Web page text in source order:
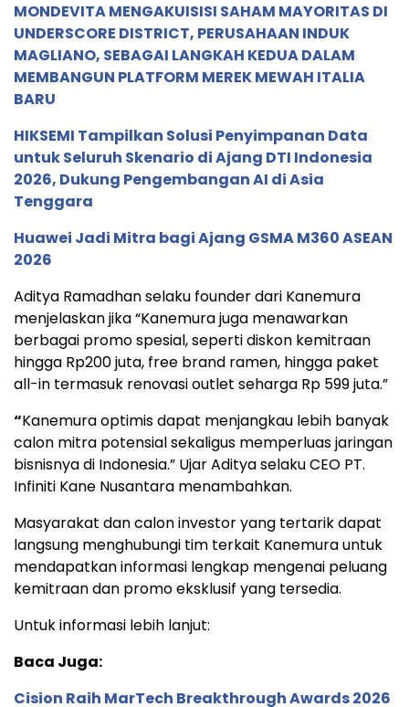
MONDEVITA MENGAKUISISI SAHAM MAYORITAS DI
UNDERSCORE DISTRICT, PERUSAHAAN INDUK
MAGLIANO, SEBAGAI LANGKAH KEDUA DALAM
MEMBANGUN PLATFORM MEREK MEWAH ITALIA
BARU
HIKSEMI Tampilkan Solusi Penyimpanan Data
untuk Seluruh Skenario di Ajang DTI Indonesia
2026, Dukung Pengembangan AI di Asia
Tenggara
Huawei Jadi Mitra bagi Ajang GSMA M360 ASEAN
2026
Aditya Ramadhan selaku founder dari Kanemura
menjelaskan jika “Kanemura juga menawarkan
berbagai promo spesial, seperti diskon kemitraan
hingga Rp200 juta, free brand ramen, hingga paket
all-in termasuk renovasi outlet seharga Rp 599 juta.”
“Kanemura optimis dapat menjangkau lebih banyak
calon mitra potensial sekaligus memperluas jaringan
bisnisnya di Indonesia.” Ujar Aditya selaku CEO PT.
Infiniti Kane Nusantara menambahkan.
Masyarakat dan calon investor yang tertarik dapat
langsung menghubungi tim terkait Kanemura untuk
mendapatkan informasi lengkap mengenai peluang
kemitraan dan promo eksklusif yang tersedia.
Untuk informasi lebih lanjut:
Baca Juga:
Cision Raih MarTech Breakthrough Awards 2026